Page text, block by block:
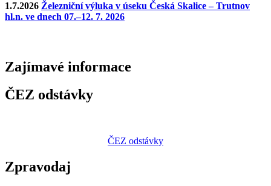
1.7.2026 Železniční výluka v úseku Česká Skalice – Trutnov
hl.n. ve dnech 07.–12. 7. 2026
Zajímavé informace
ČEZ odstávky
ČEZ odstávky
Zpravodaj